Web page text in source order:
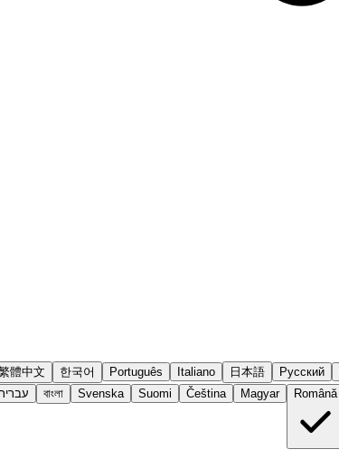
體中文 한국어 Português Italiano 日本語 Русский
বাংলা Svenska Suomi Čeština Magyar Română